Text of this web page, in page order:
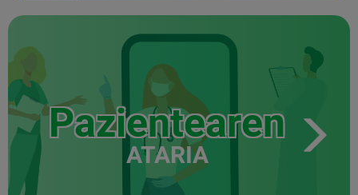
Pazientearen
ATARIA